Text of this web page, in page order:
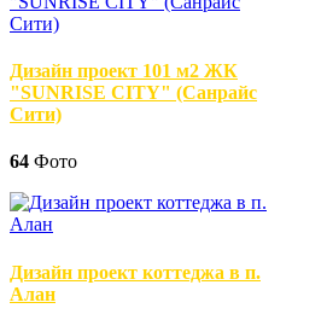
Дизайн проект 101 м2 ЖК
"SUNRISE CITY" (Санрайс
Сити)
64 Фото
Дизайн проект коттеджа в п.
Алан